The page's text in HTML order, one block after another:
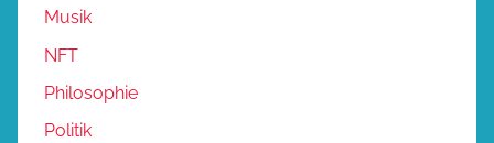
Musik
NFT
Philosophie
Politik